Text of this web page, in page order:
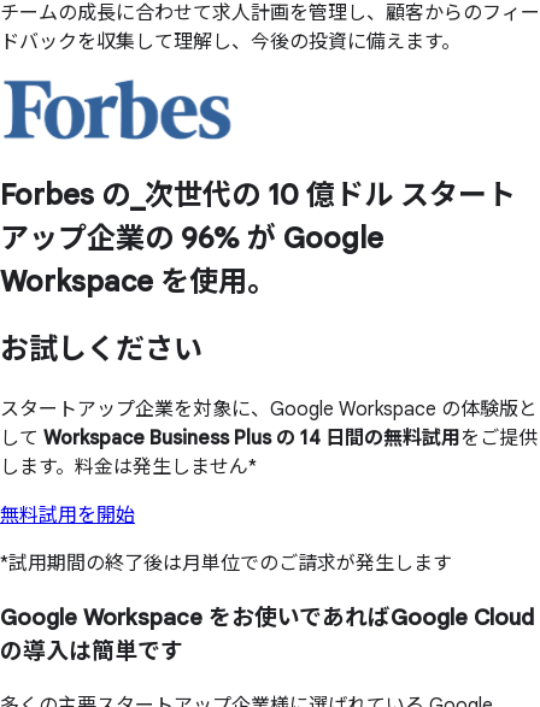
チームの成長に合わせて求人計画を管理し、顧客からのフィー
ドバックを収集して理解し、今後の投資に備えます。
Forbes の _次世代の 10 億ドル スタート
アップ企業の 96% が Google
Workspace を使用。
お試しください
スタートアップ企業を対象に、Google Workspace の体験版と
して Workspace Business Plus の 14 日間の無料試用をご提供
します。料金は発生しません*
無料試用を開始
*試用期間の終了後は月単位でのご請求が発生します
Google Workspace をお使いであればGoogle Cloud
の導入は簡単です